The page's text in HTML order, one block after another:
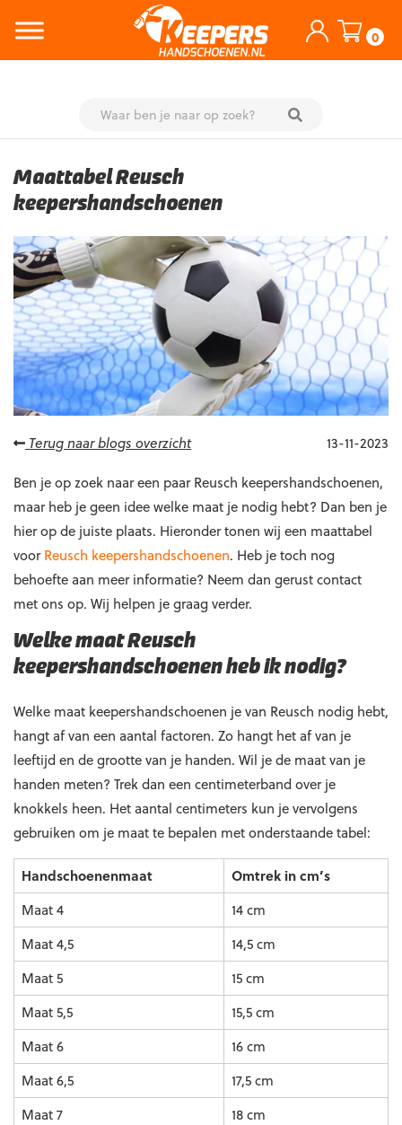
0
content
Maattabel Reusch
keepershandschoenen
Terug naar blogs overzicht
13-11-2023
Ben je op zoek naar een paar Reusch keepershandschoenen,
maar heb je geen idee welke maat je nodig hebt? Dan ben je
hier op de juiste plaats. Hieronder tonen wij een maattabel
voorReusch keepershandschoenen. Heb je toch nog
behoefte aan meer informatie? Neem dan gerust contact
met ons op. Wij helpen je graag verder.
Welke maat Reusch
keepershandschoenen heb ik nodig?
Welke maat keepershandschoenen je van Reusch nodig hebt,
hangt af van een aantal factoren. Zo hangt het af van je
leeftijd en de grootte van je handen. Wil je de maat van je
handen meten? Trek dan een centimeterband over je
knokkels heen. Het aantal centimeters kun je vervolgens
gebruiken om je maat te bepalen met onderstaande tabel:
Handschoenenmaat
Omtrek in cm’s
Maat 4
14 cm
Maat 4,5
14,5 cm
Maat 5
15 cm
Maat 5,5
15,5 cm
Maat 6
16 cm
Maat 6,5
17,5 cm
Maat 7
18 cm